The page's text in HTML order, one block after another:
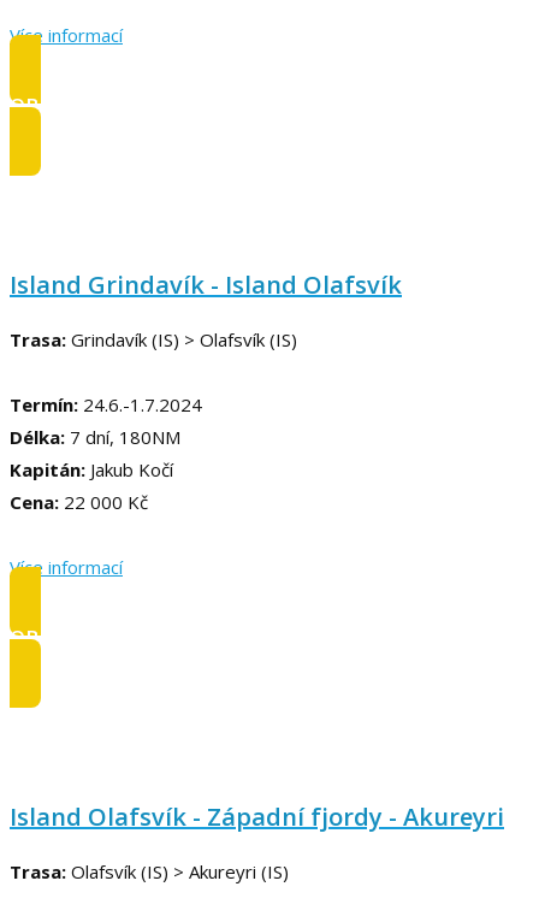
Více informací
OBSAZENO
Island Grindavík - Island Olafsvík
Trasa: Grindavík (IS) > Olafsvík (IS)
Termín: 24.6.-1.7.2024
Délka: 7 dní, 180NM
Kapitán: Jakub Kočí
Cena: 22 000 Kč
Více informací
OBSAZENO
Island Olafsvík - Západní fjordy - Akureyri
Trasa: Olafsvík (IS) > Akureyri (IS)